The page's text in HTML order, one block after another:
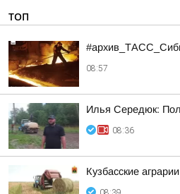
ТОП
08:57
Илья Середюк:
08:36
Кузбасские